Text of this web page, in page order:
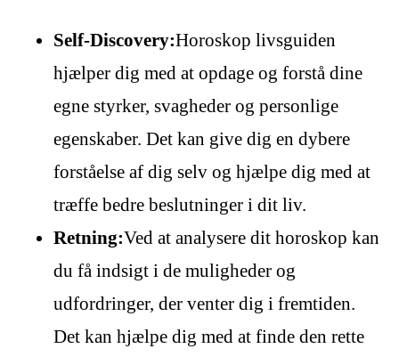
Self-Discovery:Horoskop livsguiden
hjælper dig med at opdage og forstå dine
egne styrker, svagheder og personlige
egenskaber. Det kan give dig en dybere
forståelse af dig selv og hjælpe dig med at
træffe bedre beslutninger i dit liv.
Retning:Ved at analysere dit horoskop kan
du få indsigt i de muligheder og
udfordringer, der venter dig i fremtiden.
Det kan hjælpe dig med at finde den rette